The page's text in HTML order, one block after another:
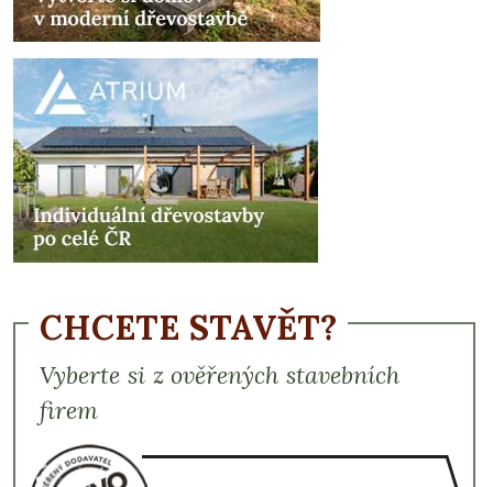
CHCETE STAVĚT?
Vyberte si z ověřených stavebních
firem